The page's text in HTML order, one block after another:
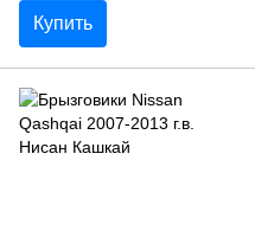
Купить